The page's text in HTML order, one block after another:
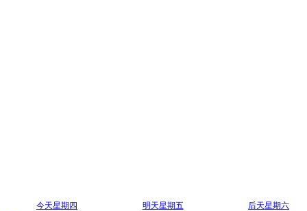
今天星期四 明天星期五 后天星期六